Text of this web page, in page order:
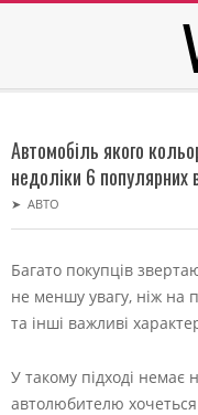
Menu
Автомобіль якого
недоліки 6 популярних
➤ АВТО
Багато покупців
не меншу увагу, ніж на
та інші важливі
У такому підході немає
автолюбителю